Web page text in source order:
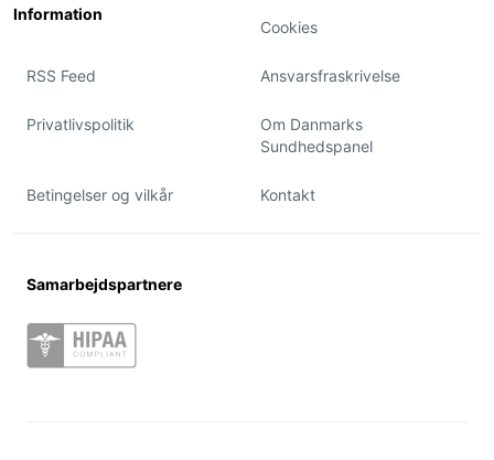
Information
Cookies
RSS Feed Ansvarsfraskrivelse
Privatlivspolitik
Om Danmarks
Sundhedspanel
Betingelser og vilkår Kontakt
Samarbejdspartnere